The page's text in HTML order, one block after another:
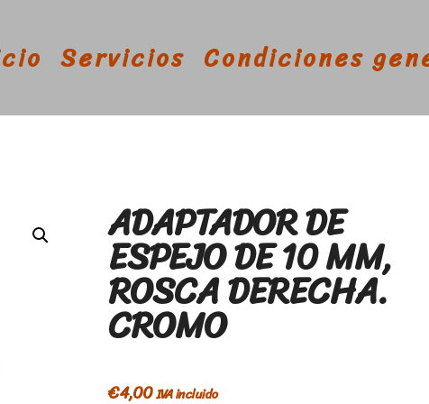
Servicios Condiciones
ADAPTADOR DE
ESPEJO DE 10 MM,
ROSCA DERECHA.
CROMO
€4,00IVA incluido